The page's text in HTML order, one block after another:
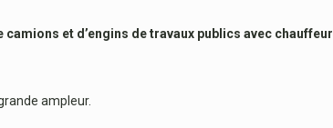
camions et d’engins de travaux publics avec chauffeur
ampleur.